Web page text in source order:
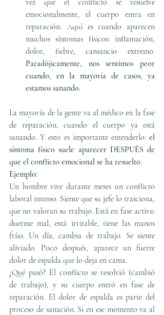
vez que el conflicto se resuelve
emocionalmente, el cuerpo entra en
reparación. Aquí es cuando aparecen
muchos síntomas físicos: inflamación,
Paradójicamente, nos sentimos peor
cuando, en la mayoría de casos, ya
estamos sanando.
La mayoría de la gente va al médico en la fase
de reparación, cuando el cuerpo ya está
sanando. Y esto es importante entenderlo: el
síntoma físico suele aparecer DESPUÉS de
que el conflicto emocional se ha resuelto.
Ejemplo:
Un hombre vive durante meses un conflicto
laboral intenso. Siente que su jefe lo traiciona,
que no valoran su trabajo. Está en fase activa:
duerme mal, está irritable, tiene las manos
frías. Un día, cambia de trabajo. Se siente
aliviado. Poco después, aparece un fuerte
dolor de espalda que lo deja en cama.
¿Qué pasó? El conflicto se resolvió (cambió
de trabajo), y su cuerpo entró en fase de
reparación. El dolor de espalda es parte del
proceso de sanación. Si en ese momento va al